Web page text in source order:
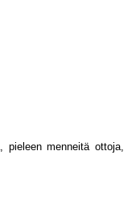
pieleen menneitä ottoja,